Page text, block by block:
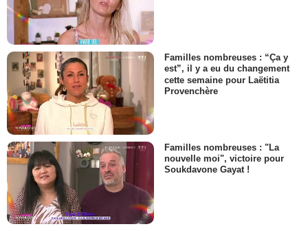
Familles nombreuses : “Ça y
est”, il y a eu du changement
cette semaine pour Laëtitia
Provenchère
Familles nombreuses : "La
nouvelle moi", victoire pour
Soukdavone Gayat !